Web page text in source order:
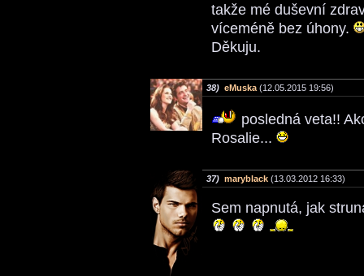
takže mé duševní
víceméně bez úhony.
Děkuju.
38) eMuska(12.05.2015 19:56)
posledná veta!!
Rosalie...
37) maryblack (13.03.2012 16:33)
Sem napnutá, jak